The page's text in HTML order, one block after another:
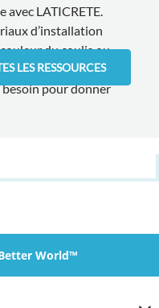
avec LATICRETE.
d’installation
du coulis ou
fournissons toutes
besoin pour donner
LES RESSOURCES
World™